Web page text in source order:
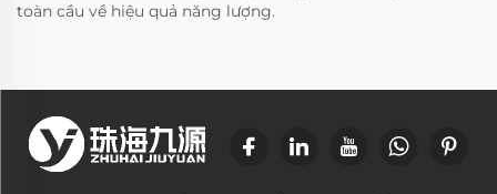
toàn cầu về hiệu quả năng lượng.